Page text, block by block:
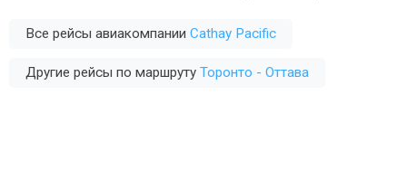
Все рейсы авиакомпании Cathay Pacific
Другие рейсы по маршруту Торонто - Оттава